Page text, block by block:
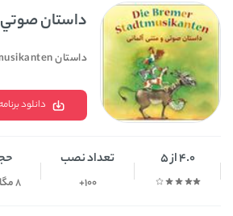
داستان صوتي
داستان Die Bremer Stadtmusikanten
دانلود
4.0 از 5 تعداد نصب
100+ 8 مگابایت